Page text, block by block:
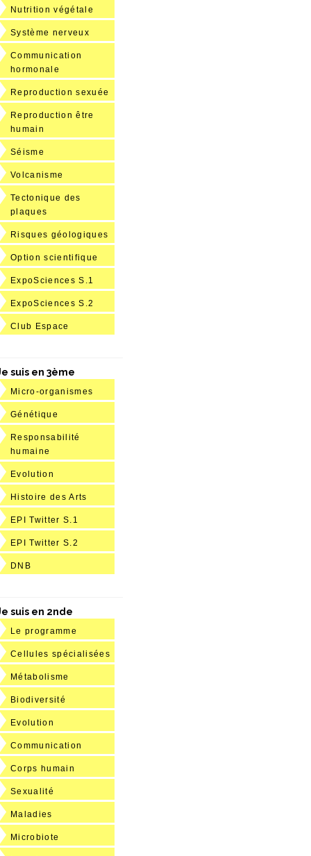
Nutrition végétale
Système nerveux
Communication
hormonale
Reproduction sexuée
Reproduction être
humain
Séisme
Volcanisme
Tectonique des
plaques
Risques géologiques
Option scientifique
ExpoSciences S.1
ExpoSciences S.2
Club Espace
suis en 3ème
Micro-organismes
Génétique
Responsabilité
humaine
Evolution
Histoire des Arts
EPI Twitter S.1
EPI Twitter S.2
DNB
suis en 2nde
Le programme
Cellules spécialisées
Métabolisme
Biodiversité
Evolution
Communication
Corps humain
Sexualité
Maladies
Microbiote